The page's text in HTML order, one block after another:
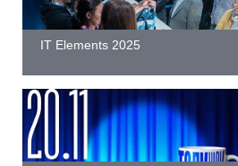
IT Elements 2025